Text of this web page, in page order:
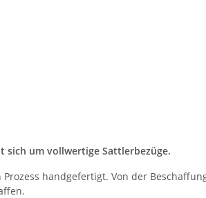
sich um vollwertige Sattlerbezüge.
handgefertigt. Von der